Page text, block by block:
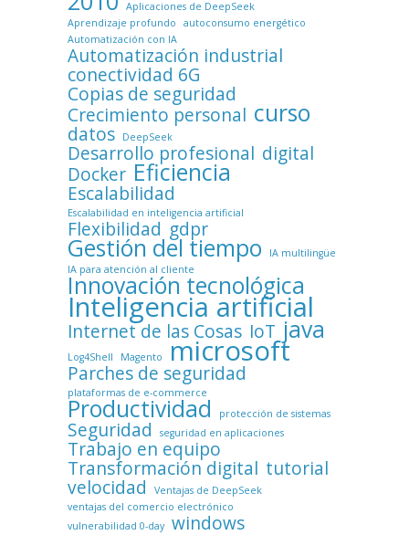
Aplicaciones de DeepSeek
Aprendizaje profundo
autoconsumo energético
Automatización con IA
Automatización industrial
conectividad 6G
Copias de seguridad
Crecimiento personal curso
datos DeepSeek
Desarrollo profesional digital
Docker Eficiencia
Escalabilidad
Escalabilidad en inteligencia artificial
Flexibilidad gdpr
Gestión del tiempo
IA multilingüe
IA para atención al cliente
Innovación tecnológica
Inteligencia artificial
Internet de las Cosas IoT java
Log4Shell Magento microsoft
Parches de seguridad
plataformas de e-commerce
Productividad protección de sistemas
Seguridad seguridad en aplicaciones
Trabajo en equipo
Transformación digital tutorial
velocidad
Ventajas de DeepSeek
ventajas del comercio electrónico
vulnerabilidad 0-day windows